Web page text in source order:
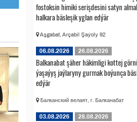
fostoksin himiki serişdesini satyn
halkara bäsleşik yglan edýär
Aşgabat, Arçabil Şaýoly 92
06.08.2026 26.08.2026
Balkanabat şäher häkimligi kottej
ýaşaýyş jaýlaryny gurmak boýunça
edýär
Балканский велаят, г. Балканабат
03.08.2026 28.08.2026